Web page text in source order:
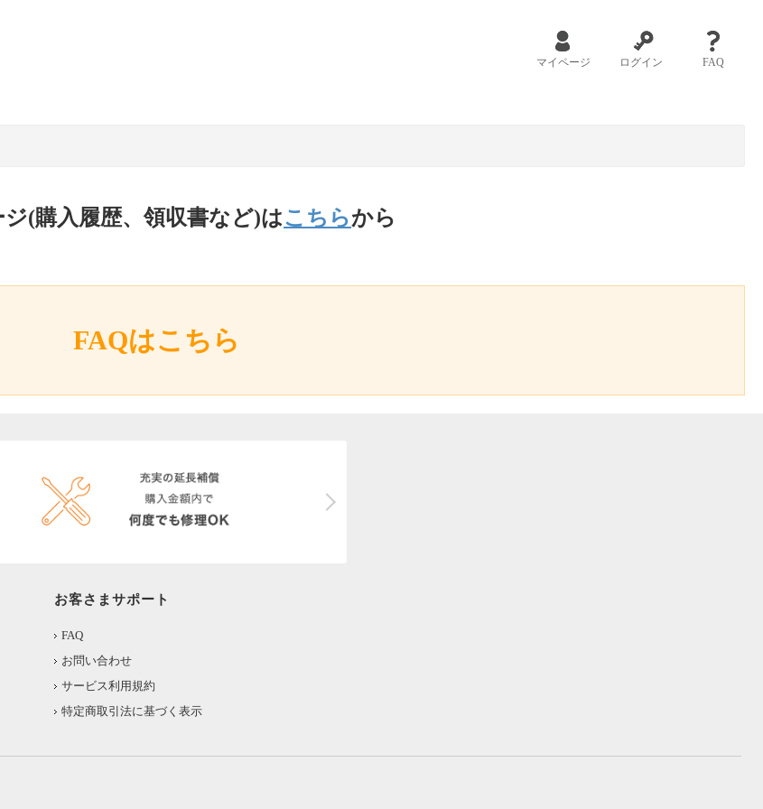
マイページ ログイン FAQ
(購入履歴、領収書など)はこちらから
FAQはこちら
お客さまサポート
FAQ
お問い合わせ
サービス利用規約
特定商取引法に基づく表示